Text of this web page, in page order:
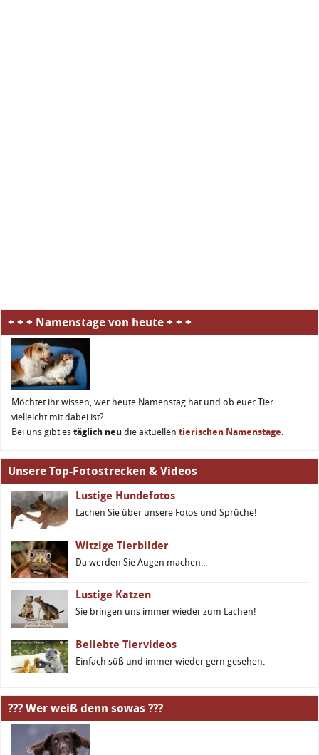
+ + + Namenstage von heute + + +
Möchtet ihr wissen, wer heute Namenstag hat und ob euer Tier
vielleicht mit dabei ist?
Bei uns gibt es täglich neu die aktuellen tierischen Namenstage.
Unsere Top-Fotostrecken & Videos
Lustige Hundefotos
Lachen Sie über unsere Fotos und Sprüche!
Witzige Tierbilder
Da werden Sie Augen machen...
Lustige Katzen
Sie bringen uns immer wieder zum Lachen!
Beliebte Tiervideos
Einfach süß und immer wieder gern gesehen.
??? Wer weiß denn sowas ???